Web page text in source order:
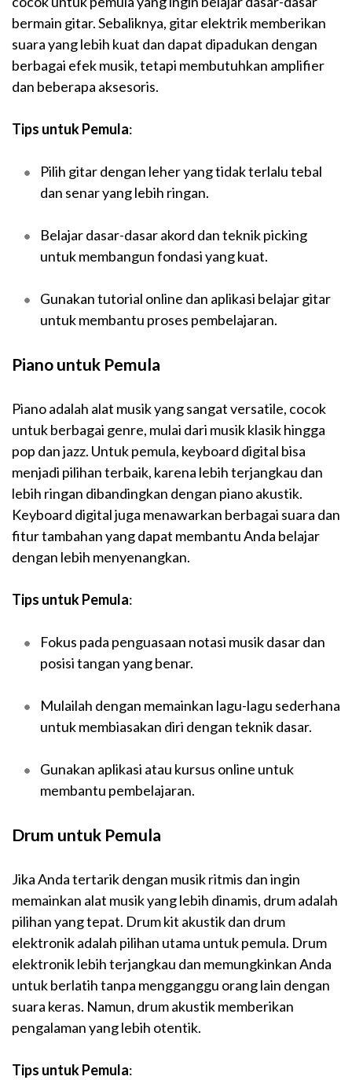
bermain gitar. Sebaliknya, gitar elektrik memberikan
suara yang lebih kuat dan dapat dipadukan dengan
berbagai efek musik, tetapi membutuhkan amplifier
dan beberapa aksesoris.
Tips untuk Pemula:
Pilih gitar dengan leher yang tidak terlalu tebal
dan senar yang lebih ringan.
Belajar dasar-dasar akord dan teknik picking
untuk membangun fondasi yang kuat.
Gunakan tutorial online dan aplikasi belajar gitar
untuk membantu proses pembelajaran.
Piano untuk Pemula
Piano adalah alat musik yang sangat versatile, cocok
untuk berbagai genre, mulai dari musik klasik hingga
pop dan jazz. Untuk pemula, keyboard digital bisa
menjadi pilihan terbaik, karena lebih terjangkau dan
lebih ringan dibandingkan dengan piano akustik.
Keyboard digital juga menawarkan berbagai suara dan
fitur tambahan yang dapat membantu Anda belajar
dengan lebih menyenangkan.
Tips untuk Pemula:
Fokus pada penguasaan notasi musik dasar dan
posisi tangan yang benar.
Mulailah dengan memainkan lagu-lagu sederhana
untuk membiasakan diri dengan teknik dasar.
Gunakan aplikasi atau kursus online untuk
membantu pembelajaran.
Drum untuk Pemula
Jika Anda tertarik dengan musik ritmis dan ingin
memainkan alat musik yang lebih dinamis, drum adalah
pilihan yang tepat. Drum kit akustik dan drum
elektronik adalah pilihan utama untuk pemula. Drum
elektronik lebih terjangkau dan memungkinkan Anda
untuk berlatih tanpa mengganggu orang lain dengan
suara keras. Namun, drum akustik memberikan
pengalaman yang lebih otentik.
Tips untuk Pemula: